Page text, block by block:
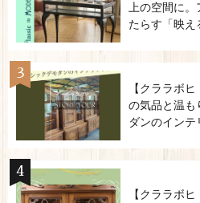
上の空間に
たらす「映え
【クララボ
の気品と温も
ダンのインテ
【クララボ